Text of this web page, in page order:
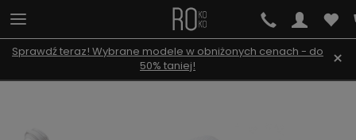
Sprawdź teraz! Wybrane modele w obniżonych cenach - do
50% taniej!
×